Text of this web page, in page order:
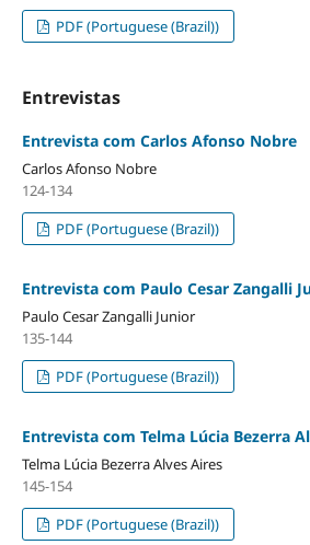
PDF (Portuguese (Brazil))
Entrevistas
Entrevista com Carlos Afonso Nobre
Carlos Afonso Nobre
124-134
PDF (Portuguese (Brazil))
Entrevista com Paulo Cesar Zangalli
Paulo Cesar Zangalli Junior
135-144
PDF (Portuguese (Brazil))
Entrevista com Telma Lúcia Bezerra
Telma Lúcia Bezerra Alves Aires
145-154
PDF (Portuguese (Brazil))